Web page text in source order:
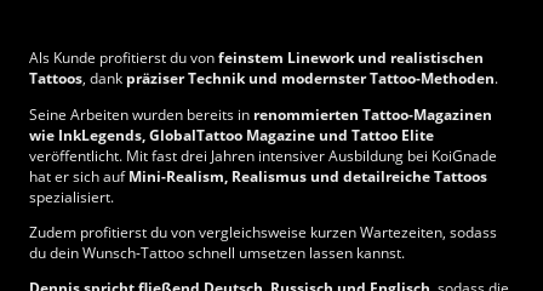
Als Kunde profitierst du vonfeinstem Linework und realistischen
Tattoos, dank präziser Technik und modernster Tattoo-Methoden.
Seine Arbeiten wurden bereits in renommierten Tattoo-Magazinen
wie InkLegends, GlobalTattoo Magazine und Tattoo Elite
veröffentlicht. Mit fast drei Jahren intensiver Ausbildung bei KoiGnade
hat er sich aufMini-Realism, Realismus und detailreiche Tattoos
spezialisiert.
Zudem profitierst du von vergleichsweise kurzen Wartezeiten, sodass
du dein Wunsch-Tattoo schnell umsetzen lassen kannst.